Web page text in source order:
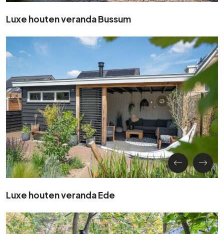
Luxe houten veranda Bussum
Luxe houten veranda Ede